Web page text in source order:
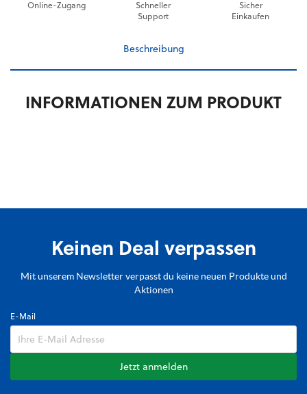
Online-Zugang
Schneller
Support
Sicher
Einkaufen
Beschreibung
INFORMATIONEN ZUM PRODUKT
Keinen Deal verpassen
Mit unserem Newsletter verpasst du keine neuen Produkte und
Aktionen
E-Mail
Jetzt anmelden